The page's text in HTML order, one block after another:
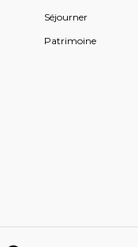
Séjourner
Patrimoine